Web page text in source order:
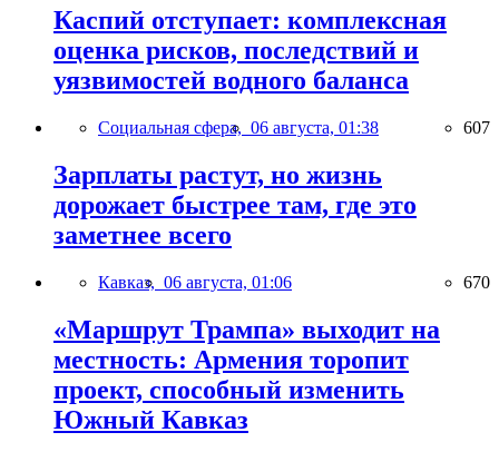
Каспий отступает: комплексная
оценка рисков, последствий и
уязвимостей водного баланса
Социальная сфера, 06 августа, 01:38 607
Зарплаты растут, но жизнь
дорожает быстрее там, где это
заметнее всего
Кавказ, 06 августа, 01:06 670
«Маршрут Трампа» выходит на
местность: Армения торопит
проект, способный изменить
Южный Кавказ